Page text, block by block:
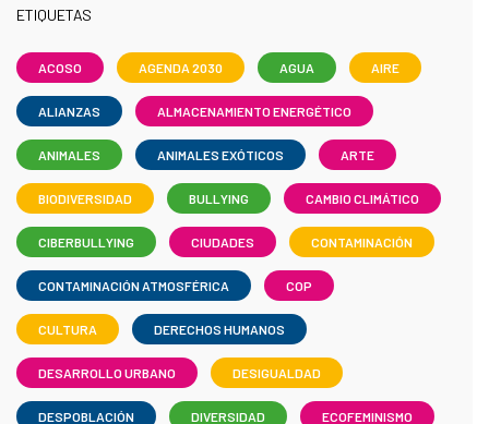
ETIQUETAS
ACOSO AGENDA 2030 AGUA AIRE
ALIANZAS ALMACENAMIENTO ENERGÉTICO
ANIMALES ANIMALES EXÓTICOS ARTE
BIODIVERSIDAD BULLYING CAMBIO CLIMÁTICO
CIBERBULLYING CIUDADES CONTAMINACIÓN
CONTAMINACIÓN ATMOSFÉRICA COP
CULTURA DERECHOS HUMANOS
DESARROLLO URBANO DESIGUALDAD
DESPOBLACIÓN DIVERSIDAD ECOFEMINISMO